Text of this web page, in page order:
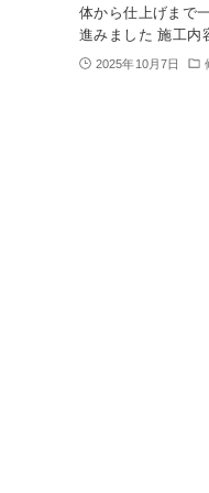
体から仕上げまで
進みました 施工内
2025年10月7日